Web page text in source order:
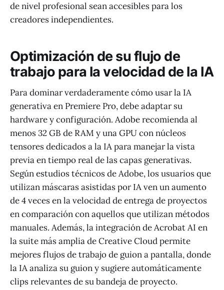
de nivel profesional sean accesibles para los
creadores independientes.
Optimización de su flujo de
trabajo para la velocidad de la IA
Para dominar verdaderamente cómo usar la IA
generativa en Premiere Pro, debe adaptar su
hardware y configuración. Adobe recomienda al
menos 32 GB de RAM y una GPU con núcleos
tensores dedicados a la IA para manejar la vista
previa en tiempo real de las capas generativas.
Según estudios técnicos de Adobe, los usuarios que
utilizan máscaras asistidas por IA ven un aumento
de 4 veces en la velocidad de entrega de proyectos
en comparación con aquellos que utilizan métodos
manuales. Además, la integración de Acrobat AI en
la suite más amplia de Creative Cloud permite
mejores flujos de trabajo de guion a pantalla, donde
la IA analiza su guion y sugiere automáticamente
clips relevantes de su bandeja de proyecto.